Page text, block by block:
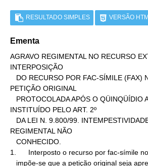
RESULTADO SIMPLES VERSÃO
Ementa
AGRAVO REGIMENTAL NO RECURSO
INTERPOSIÇÃO
PETIÇÃO ORIGINAL
INSTITUÍDO PELO ART. 2º
REGIMENTAL NÃO
1.      Interposto o recurso por fac-símile